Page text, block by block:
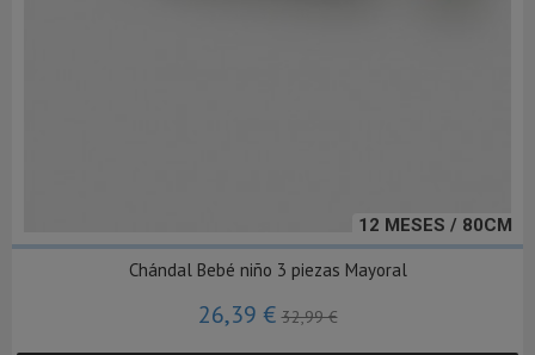
12 MESES / 80CM
Chándal Bebé niño 3 piezas Mayoral
26,39 €32,99 €